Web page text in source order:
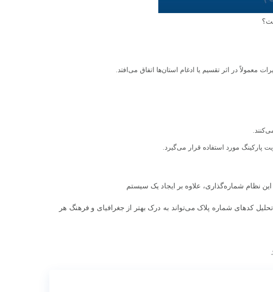
در اثر تقسیم یا ادغام استان‌ها اتفاق می‌افتد.
پارکینگ مورد استفاده قرار می‌گیرد.
نظام شماره‌گذاری، علاوه بر ایجاد یک سیستم
کدهای شماره پلاک می‌تواند به درک بهتر از جغرافیای و فرهنگ هر